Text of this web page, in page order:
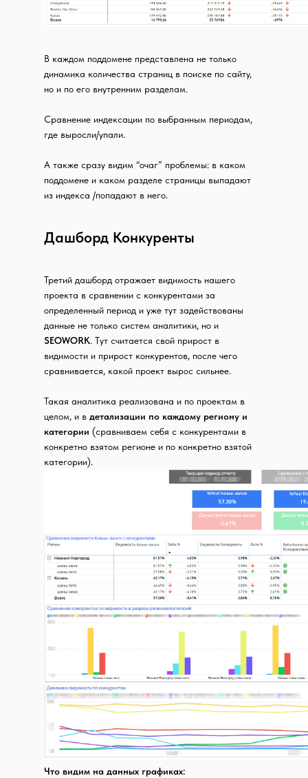
В каждом поддомене представлена не только
динамика количества страниц в поиске по сайту,
но и по его внутренним разделам.
Сравнение индексации по выбранным периодам,
где выросли/упали.
А также сразу видим “очаг” проблемы: в каком
поддомене и каком разделе страницы выпадают
из индекса /попадают в него.
Дашборд Конкуренты
Третий дашборд отражает видимость нашего
проекта в сравнении с конкурентами за
определенный период и уже тут задействованы
данные не только систем аналитики, но и
SEOWORK. Тут считается свой прирост в
видимости и прирост конкурентов, после чего
сравнивается, какой проект вырос сильнее.
Такая аналитика реализована и по проектам в
целом, и в детализации по каждому региону и
категории (сравниваем себя с конкурентами в
конкретно взятом регионе и по конкретно взятой
категории).
Что видим на данных графиках: